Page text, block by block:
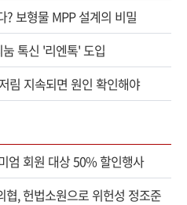
? 보형물 MPP 설계의 비밀
톡신 '리엔톡' 도입
림 지속되면 원인 확인해야
엄 회원 대상 50% 할인행사
, 헌법소원으로 위헌성 정조준